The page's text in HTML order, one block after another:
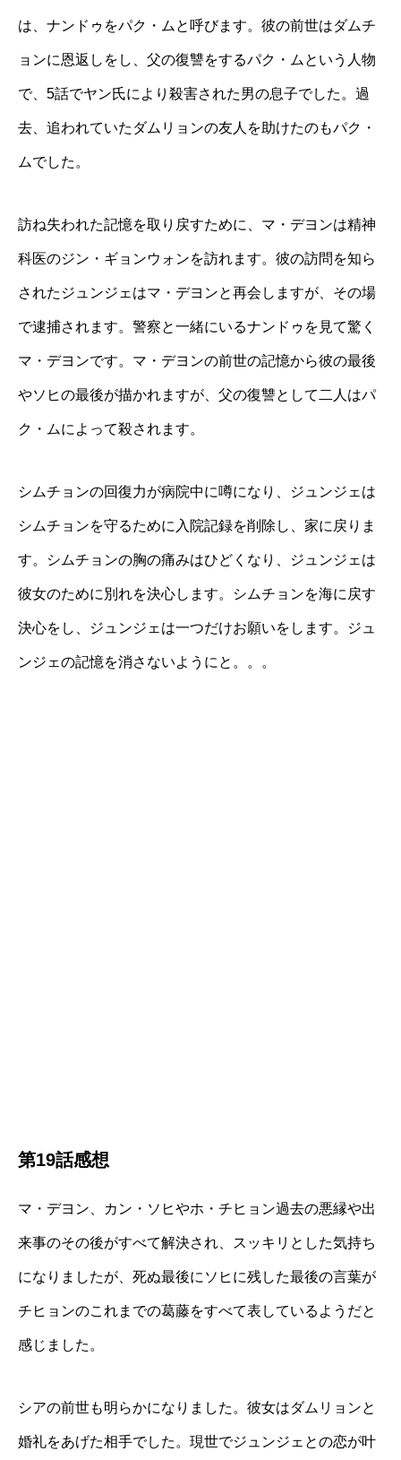
は、ナンドゥをパク・ムと呼びます。彼の前世はダムチ
ョンに恩返しをし、父の復讐をするパク・ムという人物
で、5話でヤン氏により殺害された男の息子でした。過
去、追われていたダムリョンの友人を助けたのもパク・
ムでした。
訪ね失われた記憶を取り戻すために、マ・デヨンは精神
科医のジン・ギョンウォンを訪れます。彼の訪問を知ら
されたジュンジェはマ・デヨンと再会しますが、その場
で逮捕されます。警察と一緒にいるナンドゥを見て驚く
マ・デヨンです。マ・デヨンの前世の記憶から彼の最後
やソヒの最後が描かれますが、父の復讐として二人はパ
ク・ムによって殺されます。
シムチョンの回復力が病院中に噂になり、ジュンジェは
シムチョンを守るために入院記録を削除し、家に戻りま
す。シムチョンの胸の痛みはひどくなり、ジュンジェは
彼女のために別れを決心します。シムチョンを海に戻す
決心をし、ジュンジェは一つだけお願いをします。ジュ
ンジェの記憶を消さないようにと。。。
第19話感想
マ・デヨン、カン・ソヒやホ・チヒョン過去の悪縁や出
来事のその後がすべて解決され、スッキリとした気持ち
になりましたが、死ぬ最後にソヒに残した最後の言葉が
チヒョンのこれまでの葛藤をすべて表しているようだと
感じました。
シアの前世も明らかになりました。彼女はダムリョンと
婚礼をあげた相手でした。現世でジュンジェとの恋が叶